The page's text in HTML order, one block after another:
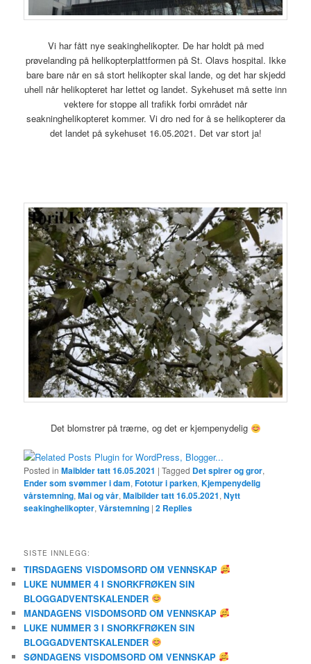
Vi har fått nye seakinghelikopter. De har holdt på med
prøvelanding på helikopterplattformen på St. Olavs hospital. Ikke
bare bare når en så stort helikopter skal lande, og det har skjedd
uhell når helikopteret har lettet og landet. Sykehuset må sette inn
vektere for stoppe all trafikk forbi området når
seakninghelikopteret kommer. Vi dro ned for å se helikopterer da
det landet på sykehuset 16.05.2021. Det var stort ja!
Det blomstrer på trærne, og det er kjempenydelig
Posted in Maiblder tatt 16.05.2021 |Tagged Det spirer og gror,
Ender som svømmer i dam,Fototur i parken,Kjempenydelig
vårstemning,Mai og vår,Maibilder tatt 16.05.2021,Nytt
seakinghelikopter,Vårstemning |2 Replies
SISTE INNLEGG:
TIRSDAGENS VISDOMSORD OM VENNSKAP
LUKE NUMMER 4 I SNORKFRØKEN SIN
BLOGGADVENTSKALENDER
MANDAGENS VISDOMSORD OM VENNSKAP
LUKE NUMMER 3 I SNORKFRØKEN SIN
BLOGGADVENTSKALENDER
SØNDAGENS VISDOMSORD OM VENNSKAP